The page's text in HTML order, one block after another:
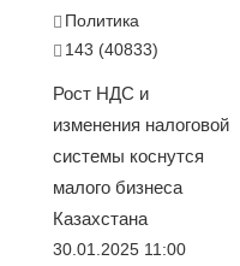
Политика
143 (40833)
Рост НДС и
изменения налоговой
системы коснутся
малого бизнеса
Казахстана
30.01.2025 11:00